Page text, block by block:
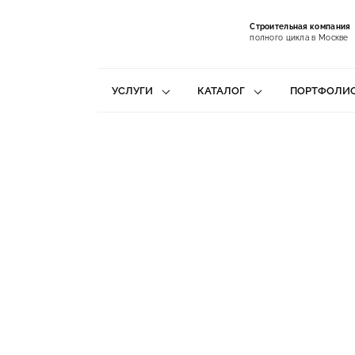
Строительная компания
полного цикла в Москве
УСЛУГИ КАТАЛОГ